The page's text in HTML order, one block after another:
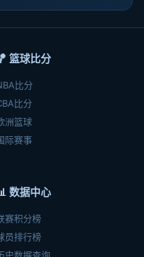
篮球比分
比分
比分
洲篮球
际赛事
数据中心
赛积分榜
员排行榜